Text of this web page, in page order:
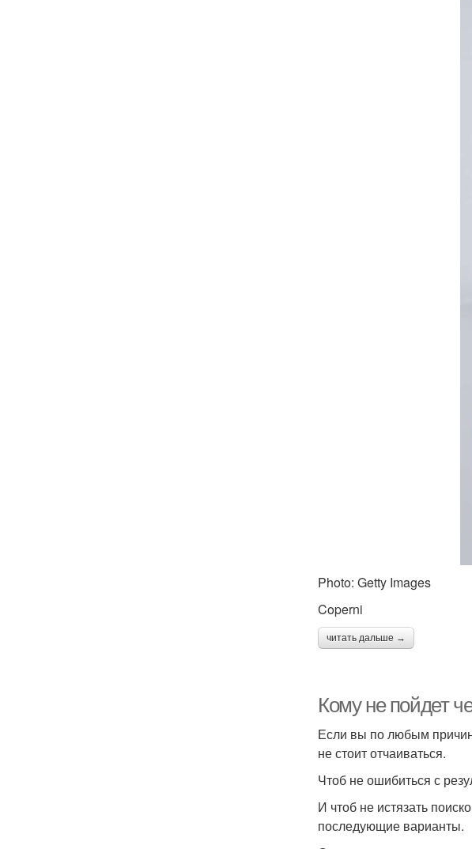
Photo: Getty Images
Coperni
читать дальше →
Кому не пойдет
Если вы по любым
не стоит отчаиваться.
Чтоб не ошибиться с
И чтоб не истязать
последующие варианты.